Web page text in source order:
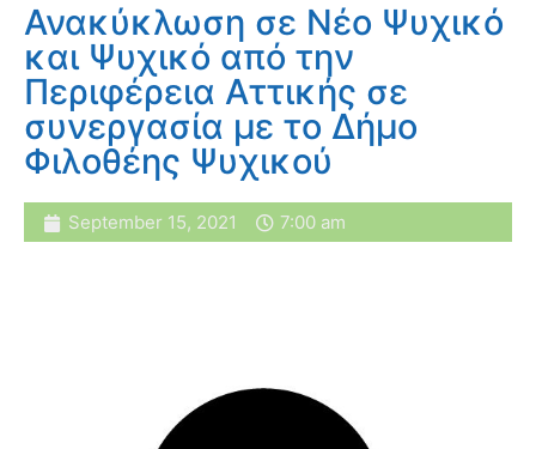
Ανακύκλωση σε Νέο Ψυχικό
και Ψυχικό από την
Περιφέρεια Αττικής σε
συνεργασία με το Δήμο
Φιλοθέης Ψυχικού
September 15, 2021 7:00 am